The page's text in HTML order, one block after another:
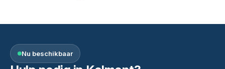
Nu beschikbaar